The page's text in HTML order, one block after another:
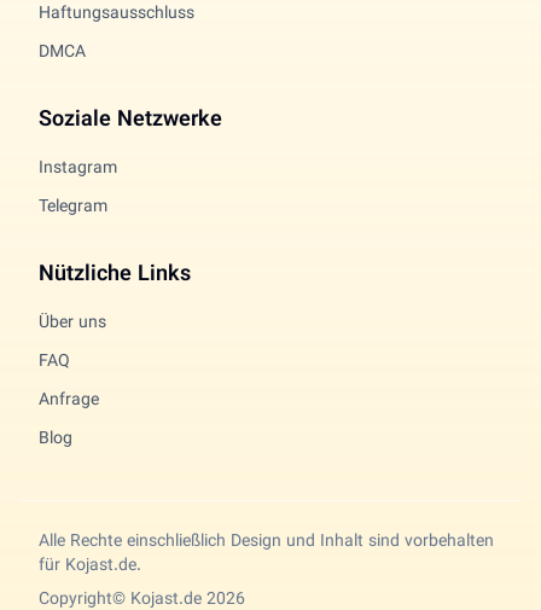
Haftungsausschluss
DMCA
Soziale Netzwerke
Instagram
Telegram
Nützliche Links
Über uns
FAQ
Anfrage
Blog
Alle Rechte einschließlich Design und Inhalt sind vorbehalten
für Kojast.de.
Copyright© Kojast.de 2026